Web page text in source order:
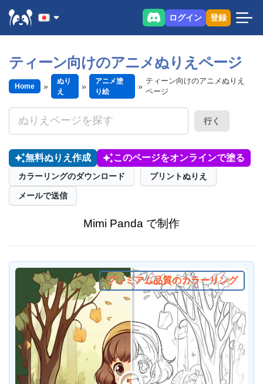
ログイン 登録
ティーン向けのアニメぬりえページ
Home
ぬり
え
アニメ塗
り絵
ティーン向けのアニメぬりえ
ページ
行く
無料ぬりえ作成 このページをオンラインで塗る
カラーリングのダウンロード プリントぬりえ
メールで送信
Mimi Panda で制作
プレミアム品質のカラーリング